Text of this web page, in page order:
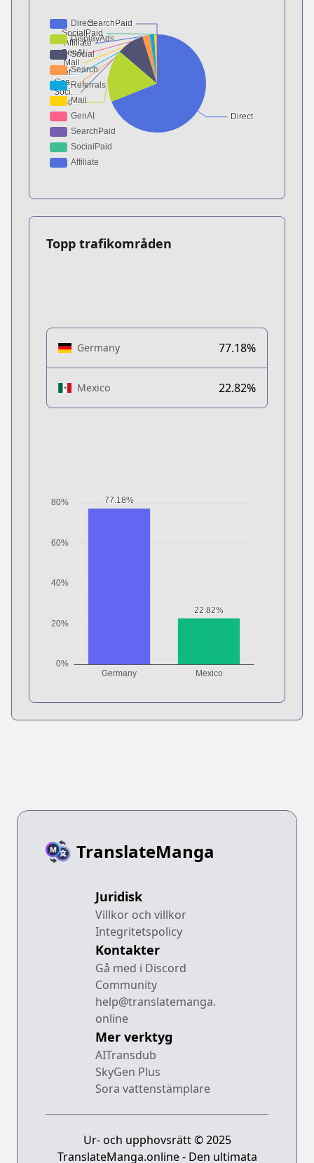
Topp trafikområden
Germany 77.18%
Mexico 22.82%
TranslateManga
Juridisk
Villkor och villkor
Integritetspolicy
Kontakter
Gå med i Discord
Community
help@translatemanga.
online
Mer verktyg
AITransdub
SkyGen Plus
Sora vattenstämplare
Ur- och upphovsrätt © 2025
TranslateManga.online - Den ultimata